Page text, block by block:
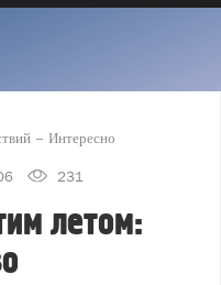
Интересно
231
летом: